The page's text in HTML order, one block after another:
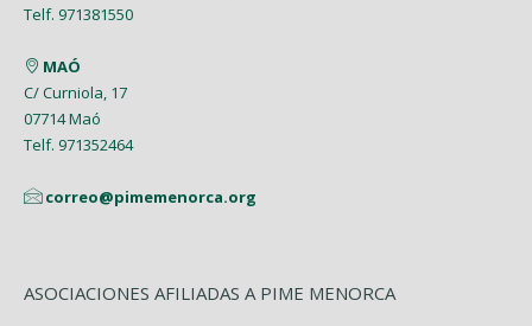
Enero (1)
Enero (2)
Febrero (6)
Enero (2)
Telf. 971381550
MAÓ
C/ Curniola, 17
07714 Maó
Telf. 971352464
correo@pimemenorca.org
ASOCIACIONES AFILIADAS A PIME MENORCA